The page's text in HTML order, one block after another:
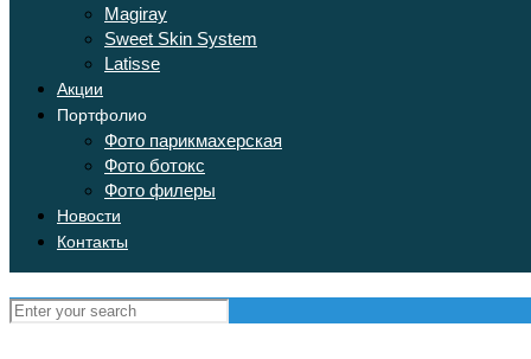
Magiray
Sweet Skin System
Latisse
Акции
Портфолио
Фото парикмахерская
Фото ботокс
Фото филеры
Новости
Контакты